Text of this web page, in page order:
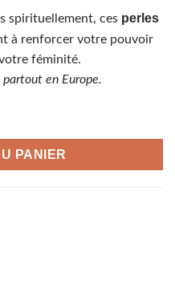
spirituellement, ces perles
à renforcer votre pouvoir
féminité.
en Europe.
PANIER